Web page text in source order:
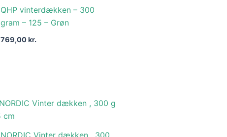
QHP vinterdækken – 300
gram – 125 – Grøn
769,00kr.